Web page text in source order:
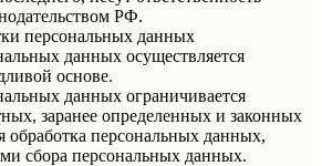
РФ.
персональных данных
данных осуществляется
основе.
данных ограничивается
заранее определенных и законных
обработка персональных данных,
сбора персональных данных.